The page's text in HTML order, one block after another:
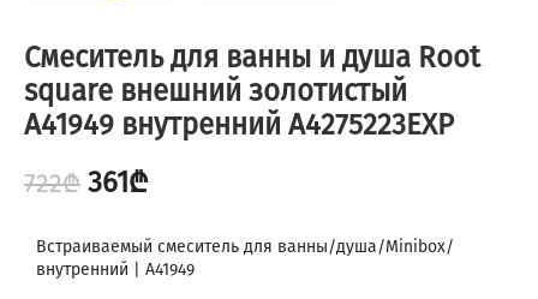
Смеситель для ванны и душа Root
square внешний золотистый
A41949 внутренний A4275223EXP
722₾ 361₾
Встраиваемый смеситель для ванны/душа/Minibox/
внутренний | А41949